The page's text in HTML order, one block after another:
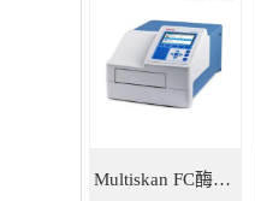
Multiskan FC酶标仪